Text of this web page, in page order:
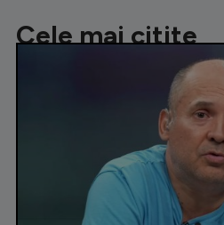
Cele mai citite